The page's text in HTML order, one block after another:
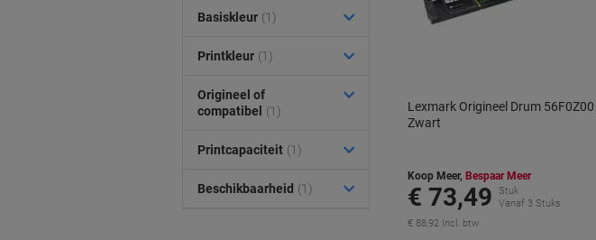
Lexmark Origineel Drum 56F0Z00
Zwart
Koop Meer, Bespaar Meer
€ 73,49
Stuk
Vanaf 3 Stuks
€ 88,92 Incl. btw
Basiskleur (1)
Printkleur (1)
Origineel of
compatibel
(1)
Printcapaciteit (1)
Beschikbaarheid (1)